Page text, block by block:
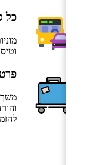
כל
משך